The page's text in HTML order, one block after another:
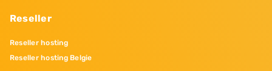
Reseller
Reseller hosting
Reseller hosting Belgie